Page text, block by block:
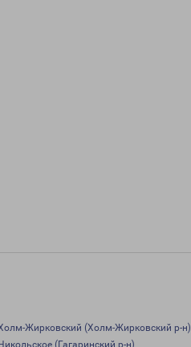
Жирковский (Холм-Жирковский р-н)
(Гагаринский р-н)